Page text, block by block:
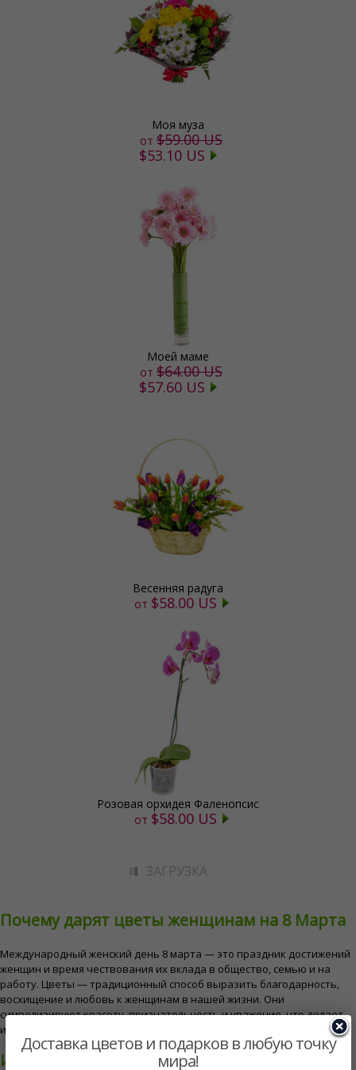
Моя муза
от $59.00 US
$53.10 US
Моей маме
от $64.00 US
$57.60 US
Весенняя радуга
от $58.00 US
Розовая орхидея Фаленопсис
от $58.00 US
ЗАГРУЗКА
Почему дарят цветы женщинам на 8 Марта
Международный женский день 8 марта — это праздник достижений
женщин и время чествования их вклада в общество, семью и на
работу. Цветы — традиционный способ выразить благодарность,
восхищение и любовь к женщинам в нашей жизни. Они
символизируют красоту, признательность и уважение, что делает
их идеальным подарком по этому особому случаю.
Идеальные цветы и подарки на 8 Марта
Доставка цветов и подарков в любую точку
мира!